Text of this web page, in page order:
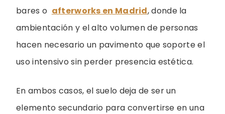
bares o afterworks en Madrid, donde la
ambientación y el alto volumen de personas
hacen necesario un pavimento que soporte el
uso intensivo sin perder presencia estética.
En ambos casos, el suelo deja de ser un
elemento secundario para convertirse en una